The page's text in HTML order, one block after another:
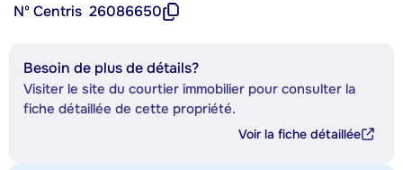
Nº Centris 26086650
Besoin de plus de détails?
Visiter le site du courtier immobilier pour consulter la
fiche détaillée de cette propriété.
Voir la fiche détaillée